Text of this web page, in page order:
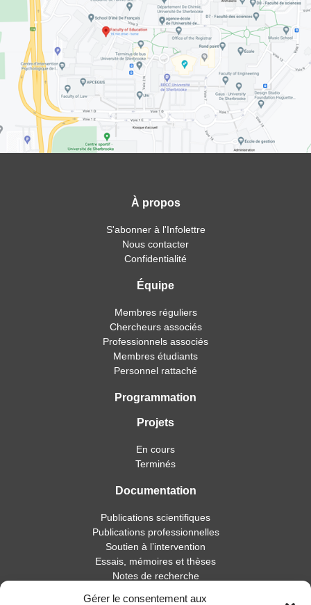
Gérer le consentement aux
À propos
S'abonner à l'Infolettre
Nous contacter
Confidentialité
Équipe
Membres réguliers
Chercheurs associés
Professionnels associés
Membres étudiants
Personnel rattaché
Programmation
Projets
En cours
Terminés
Documentation
Publications scientifiques
Publications professionnelles
Soutien à l’intervention
Essais, mémoires et thèses
Notes de recherche
Activités